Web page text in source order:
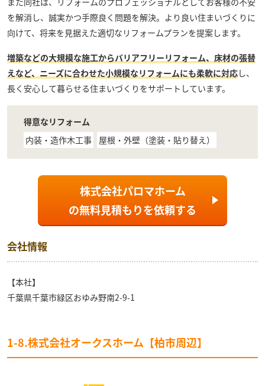
を解消し、誠実かつ手際良く問題を解決。より良い住まいづくりに
向けて、将来を見据えた適切なリフォームプランを提案します。
増築などの大規模な施工からバリアフリーリフォーム、床材の張替
えなど、ニーズに合わせた小規模なリフォームにも柔軟に対応し、
長く安心して暮らせる住まいづくりをサポートしています。
得意なリフォーム
内装・造作木工事
屋根・外壁（塗装・貼り替え）
株式会社パロマホーム
の無料見積もりを依頼する
会社情報
【本社】
千葉県千葉市緑区おゆみ野南2-9-1
1-8.株式会社オークスホーム【柏市周辺】